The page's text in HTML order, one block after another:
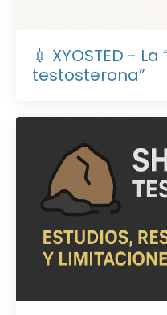
💉 XYOSTED -
testosterona”